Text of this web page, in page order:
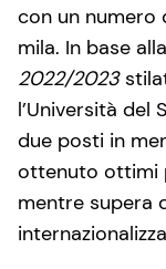
con un numero
mila. In base alla
2022/2023
l’Università del
due posti in
ottenuto ottimi
mentre supera